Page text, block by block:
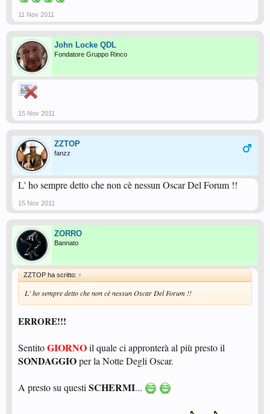
11 Nov 2011
John Locke QDL
Fondatore Gruppo Rinco
15 Nov 2011
ZZTOP
fanzz
L' ho sempre detto che non cè nessun Oscar Del Forum !!
15 Nov 2011
ZORRO
Bannato
ZZTOP ha scritto: ↑
L' ho sempre detto che non cè nessun Oscar Del Forum !!
ERRORE!!!
SentitoGIORNOil quale ci appronterà al più presto il
SONDAGGIOper la Notte Degli Oscar.
A presto su questi SCHERMI...